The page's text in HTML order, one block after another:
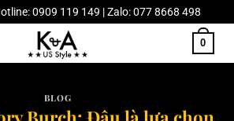
0909 119 149 | Zalo: 077 8668 498
0
BLOG